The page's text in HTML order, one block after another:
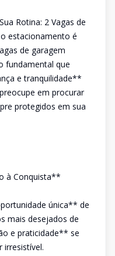
Rotina: 2 Vagas de
estacionamento é
de garagem
fundamental que
e tranquilidade**
em procurar
protegidos em sua
à Conquista**
única** de
mais desejados de
e praticidade** se
irresistível.